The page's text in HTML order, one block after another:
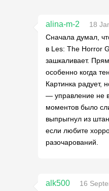
alina-m-2
18
Сначала думал,
в Les: The Horror
зашкаливает.
особенно когда
Картинка радует,
— управление не
моментов было
выпрыгнул из
если любите
разочарований.
alk500
16